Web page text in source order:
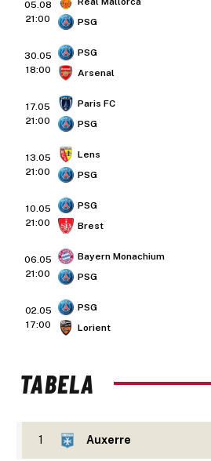
05.08
21:00
PSG
30.05
18:00
PSG
Arsenal
17.05
21:00
Paris FC
PSG
13.05
21:00
Lens
PSG
10.05
21:00
PSG
Brest
06.05
21:00
Bayern Monachium
PSG
02.05
17:00
PSG
Lorient
TABELA
1 Auxerre